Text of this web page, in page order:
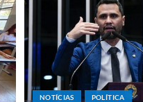
NOTÍCIAS POLÍTICA